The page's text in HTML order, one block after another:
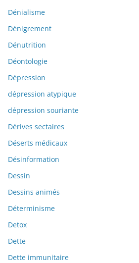
Dénialisme
Dénigrement
Dénutrition
Déontologie
Dépression
dépression atypique
dépression souriante
Dérives sectaires
Déserts médicaux
Désinformation
Dessin
Dessins animés
Déterminisme
Detox
Dette
Dette immunitaire